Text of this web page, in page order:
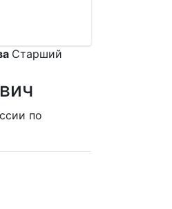
Старший
по